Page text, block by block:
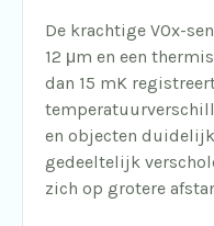
De krachtige VOx-
12 μm en een
dan 15 mK
en objecten
gedeeltelijk
zich op grotere